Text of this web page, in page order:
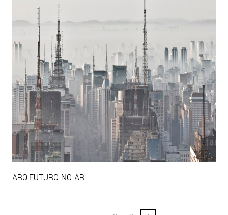
ARQ.FUTURO NO AR